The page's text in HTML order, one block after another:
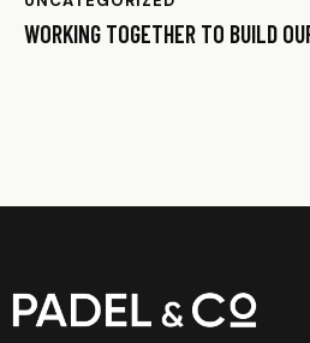
WORKING TOGETHER TO BUILD